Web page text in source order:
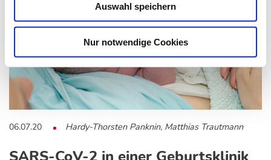
Auswahl speichern
Nur notwendige Cookies
06.07.20 Hardy-Thorsten Panknin, Matthias Trautmann